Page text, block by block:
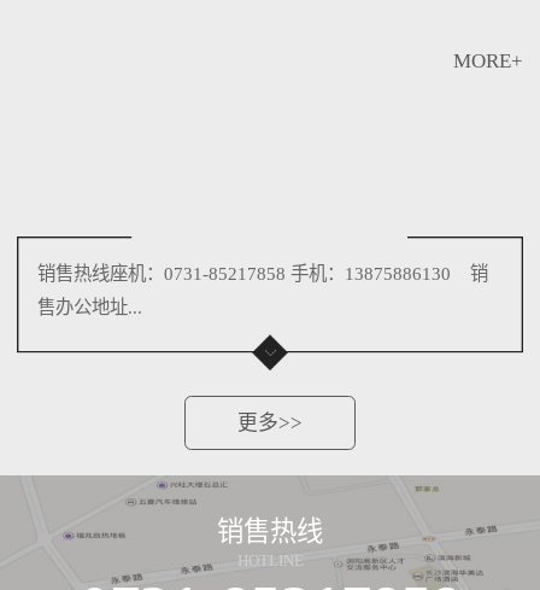
MORE+
销售热线座机：0731-85217858 手机：13875886130 销
售办公地址...
更多>>
销售热线
HOTLINE